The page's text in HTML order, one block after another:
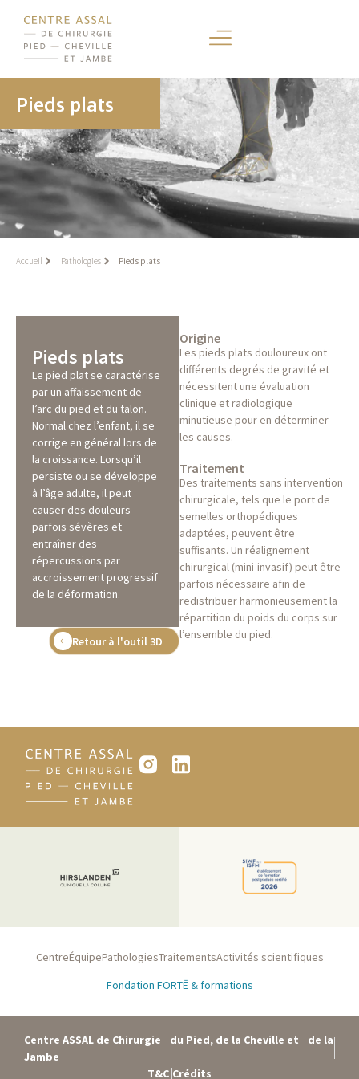
Pieds plats
Accueil Pathologies Pieds plats
Pieds plats
Le pied plat se caractérise
par un affaissement de
l’arc du pied et du talon.
Normal chez l’enfant, il se
corrige en général lors de
la croissance. Lorsqu’il
persiste ou se développe
à l’âge adulte, il peut
causer des douleurs
parfois sévères et
entraîner des
répercussions par
accroissement progressif
de la déformation.
Retour à l'outil 3D
Origine
Les pieds plats douloureux ont
différents degrés de gravité et
nécessitent une évaluation
clinique et radiologique
minutieuse pour en déterminer
les causes.
Traitement
Des traitements sans intervention
chirurgicale, tels que le port de
semelles orthopédiques
adaptées, peuvent être
suffisants. Un réalignement
chirurgical (mini-invasif) peut être
parfois nécessaire afin de
redistribuer harmonieusement la
répartition du poids du corps sur
l’ensemble du pied.
CentreÉquipePathologiesTraitementsActivités scientifiques
Fondation FORTĒ & formations
Centre ASSAL de Chirurgie du Pied, de la Cheville et de la
Jambe
T&C Crédits